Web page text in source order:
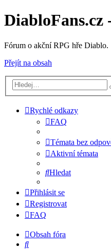
DiabloFans.cz
Fórum o akční RPG hře Diablo.
Přejít na obsah
Rychlé odkazy
FAQ
Témata bez
Aktivní témata
Hledat
Přihlásit se
Registrovat
FAQ
Obsah fóra
Hledat